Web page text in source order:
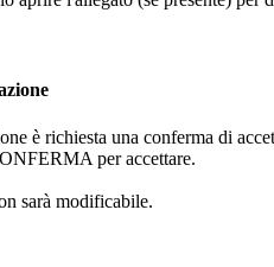
è richiesta una conferma di
per accettare.
sarà modificabile.